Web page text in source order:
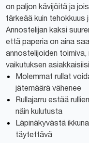
on paljon kävijöitä ja
tärkeää kuin
Annostelijan kaksi
että paperia on aina
annostelijoiden
vaikutuksen
Molemmat rullat
jätemäärä vähenee
Rullajarru estää
näin kulutusta
Läpinäkyvästä
täytettävä